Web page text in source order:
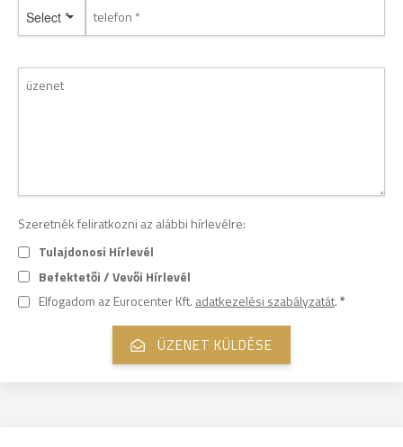
Select *
Szeretnék feliratkozni az alábbi hírlevélre:
Tulajdonosi Hírlevél
Befektetői / Vevői Hírlevél
Elfogadom az Eurocenter Kft. adatkezelési szabályzatát.*